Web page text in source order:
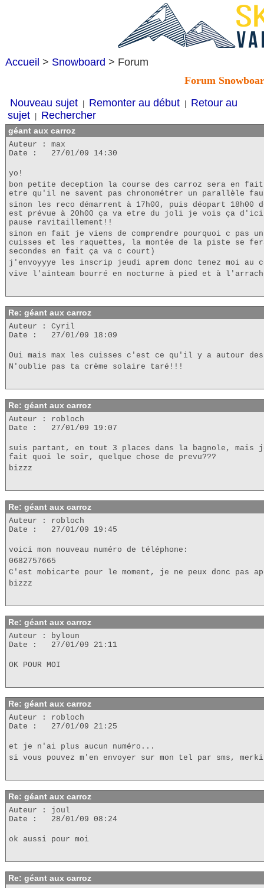
Accueil > Snowboard > Forum
Forum
Nouveau sujet
Remonter au début
Retour au
sujet
Rechercher
géant aux carroz
Auteur : max
Date : 27/01/09 14:30
yo!
bon petite deception la course des carroz sera en fait
etre qu'il ne savent pas chronométrer un parallèle
sinon les reco démarrent à 17h00, puis déopart 18h00
est prévue à 20h00 ça va etre du joli je vois ça d'ici
pause ravitaillement!!
sinon en fait je viens de comprendre pourquoi c
cuisses et les raquettes, la montée de la piste se
secondes en fait ça va c court)
j'envoyyye les inscrip jeudi aprem donc tenez moi au
vive l'ainteam bourré en nocturne à pied et à
Re: géant aux carroz
Auteur : Cyril
Date : 27/01/09 18:09
Oui mais max les cuisses c'est ce qu'il y a autour
N'oublie pas ta crème solaire taré!!!
Re: géant aux carroz
Auteur : robloch
Date : 27/01/09 19:07
suis partant, en tout 3 places dans la bagnole, mais
fait quoi le soir, quelque chose de prevu???
bizzz
Re: géant aux carroz
Auteur : robloch
Date : 27/01/09 19:45
voici mon nouveau numéro de téléphone:
0682757665
C'est mobicarte pour le moment, je ne peux donc pas
bizzz
Re: géant aux carroz
Auteur : byloun
Date : 27/01/09 21:11
OK POUR MOI
Re: géant aux carroz
Auteur : robloch
Date : 27/01/09 21:25
et je n'ai plus aucun numéro...
si vous pouvez m'en envoyer sur mon tel par sms,
Re: géant aux carroz
Auteur : joul
Date : 28/01/09 08:24
ok aussi pour moi
Re: géant aux carroz